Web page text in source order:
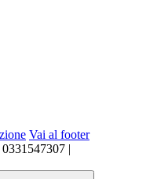
Vai al footer
|